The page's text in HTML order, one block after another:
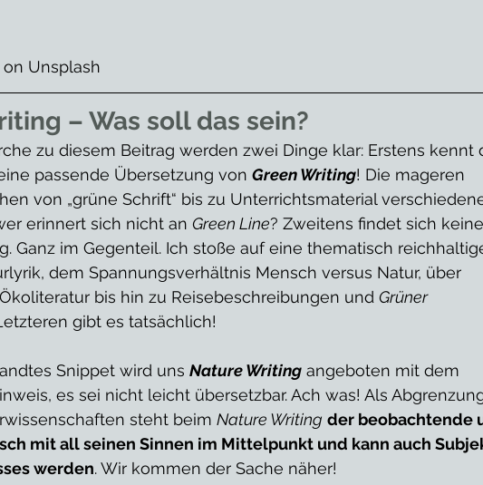
Unsplash
– Was soll das sein?
zu diesem Beitrag werden zwei Dinge klar: Erstens kennt
passende Übersetzung von Green Writing! Die mageren
von „grüne Schrift“ bis zu Unterrichtsmaterial
erinnert sich nicht an Green Line? Zweitens findet sich keine
Ganz im Gegenteil. Ich stoße auf eine thematisch
dem Spannungsverhältnis Mensch versus Natur, über
bis hin zu Reisebeschreibungen und Grüner
gibt es tatsächlich!
Snippet wird uns Nature Writing angeboten mit dem
es sei nicht leicht übersetzbar. Ach was! Als
steht beim Nature Writing der beobachtende
mit all seinen Sinnen im Mittelpunkt und kann auch
werden. Wir kommen der Sache näher!